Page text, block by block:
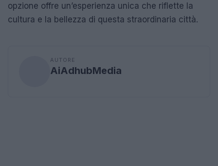
opzione offre un’esperienza unica che riflette la
cultura e la bellezza di questa straordinaria città.
AUTORE
AiAdhubMedia